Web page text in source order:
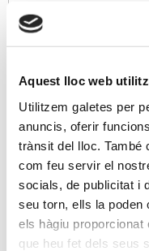
Aquest lloc web
Utilitzem galetes per
anuncis, oferir
trànsit del lloc. També
com feu servir el
socials, de publicitat i
seu torn, ells la poden
els hàgiu proporcionat
que heu fet dels seus
Ponentes
Empresa Universitat
Màster en Fiscalitat
Consultoria
Descripción
TOTS ELS
DISPOSEN DE 2
QUOTA